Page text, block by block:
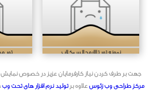
تور نمونه تور تالارمجالس،کلاب
جهت بر طرف کردن نیاز کارفرمایان عزیز در خصوص
مرکز طراحی وب زئوس علاوه برتولید نرم افزار های تحت وب